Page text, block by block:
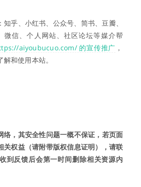
乎、小红书、公众号、简书、豆瓣、
微信、个人网站、社区论坛等媒介帮
aiyoubucuo.com/ 的宣传推广 ，
和使用本站。
络，其安全性问题一概不保证，若页面
关权益（请附带版权信息证明），请联
到反馈后会第一时间删除相关资源内